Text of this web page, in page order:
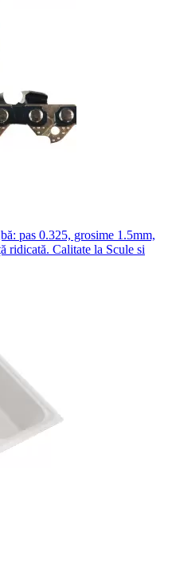
pas 0.325, grosime 1.5mm,
ridicată. Calitate la Scule si